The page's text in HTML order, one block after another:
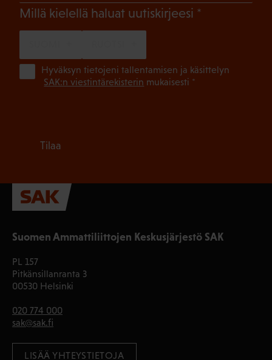
Suomen Ammattiliittojen Keskusjärjestö SAK
PL 157
Pitkänsillanranta 3
00530 Helsinki
020 774 000
sak@sak.fi
LISÄÄ YHTEYSTIETOJA
Millä kielellä haluat uutiskirjeesi (Pakollinen)
Hyväksyn tietojeni tallentamisen ja käsittelyn
SAK:n viestintärekisterin mukaisesti *
Tilaa